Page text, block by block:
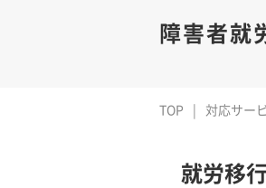
障害者就
TOP 対応サー
就労移